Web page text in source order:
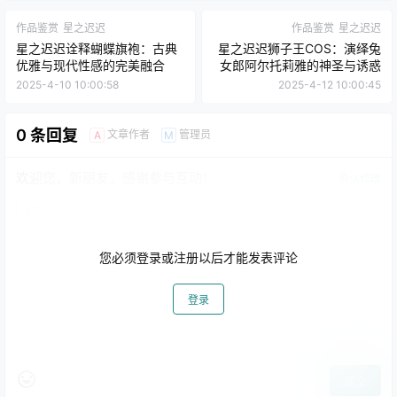
作品鉴赏 星之迟迟
星之迟迟诠释蝴蝶旗袍：古典
优雅与现代性感的完美融合
2025-4-10 10:00:58
作品鉴赏 星之迟迟
星之迟迟狮子王COS：演绎兔
女郎阿尔托莉雅的神圣与诱惑
2025-4-12 10:00:45
0 条回复 A 文章作者 M 管理员
您必须登录或注册以后才能发表评论
登录